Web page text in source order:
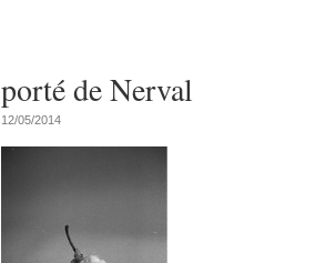
porté de Nerval
12/05/2014